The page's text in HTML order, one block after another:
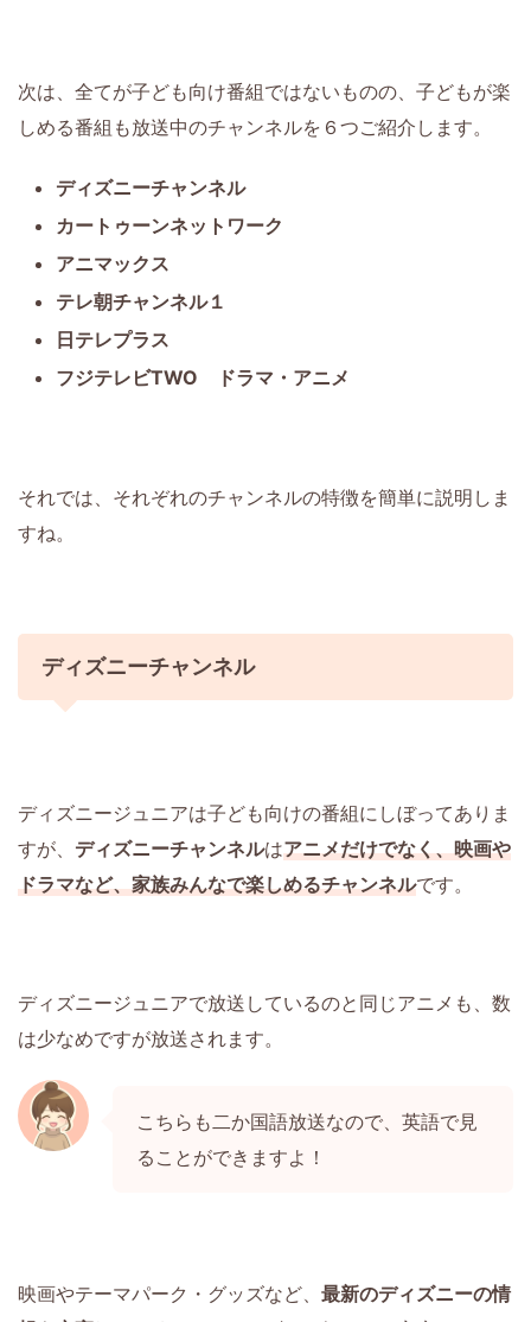
次は、全てが子ども向け番組ではないものの、子どもが楽
しめる番組も放送中のチャンネルを６つご紹介します。
ディズニーチャンネル
カートゥーンネットワーク
アニマックス
テレ朝チャンネル１
日テレプラス
フジテレビTWO ドラマ・アニメ
それでは、それぞれのチャンネルの特徴を簡単に説明しま
すね。
ディズニーチャンネル
ディズニージュニアは子ども向けの番組にしぼってありま
すが、 ディズニーチャンネルはアニメだけでなく、映画や
ドラマなど、家族みんなで楽しめるチャンネルです。
ディズニージュニアで放送しているのと同じアニメも、数
は少なめですが放送されます。
こちらも二か国語放送なので、英語で見
ることができますよ！
映画やテーマパーク・グッズなど、 最新のディズニーの情